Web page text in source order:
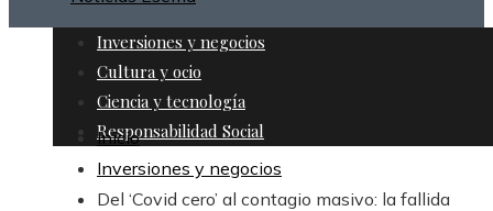
Inversiones y negocios
Cultura y ocio
Ciencia y tecnología
Responsabilidad Social
Inicio
Inversiones y negocios
Del ‘Covid cero’ al contagio masivo: la fallida